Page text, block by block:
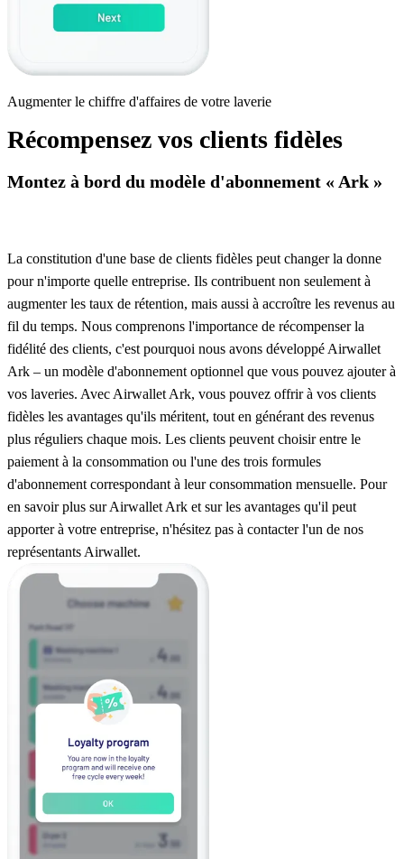
Augmenter le chiffre d'affaires de votre laverie
Récompensez vos clients fidèles
Montez à bord du modèle d'abonnement « Ark »
La constitution d'une base de clients fidèles peut changer la donne
pour n'importe quelle entreprise. Ils contribuent non seulement à
augmenter les taux de rétention, mais aussi à accroître les revenus au
fil du temps. Nous comprenons l'importance de récompenser la
fidélité des clients, c'est pourquoi nous avons développé Airwallet
Ark – un modèle d'abonnement optionnel que vous pouvez ajouter à
vos laveries. Avec Airwallet Ark, vous pouvez offrir à vos clients
fidèles les avantages qu'ils méritent, tout en générant des revenus
plus réguliers chaque mois. Les clients peuvent choisir entre le
paiement à la consommation ou l'une des trois formules
d'abonnement correspondant à leur consommation mensuelle. Pour
en savoir plus sur Airwallet Ark et sur les avantages qu'il peut
apporter à votre entreprise, n'hésitez pas à contacter l'un de nos
représentants Airwallet.